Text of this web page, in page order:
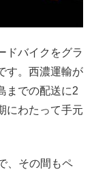
ドバイクをグラ
す。西濃運輸が
までの配送に2
にわたって手元
、その間もペ